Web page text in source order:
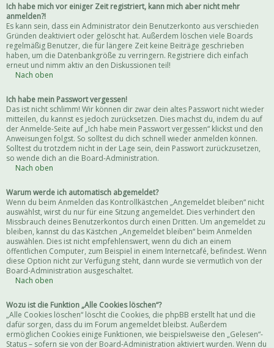
Ich habe mich vor einiger Zeit registriert, kann mich aber nicht mehr
anmelden?!
Es kann sein, dass ein Administrator dein Benutzerkonto aus verschieden
Gründen deaktiviert oder gelöscht hat. Außerdem löschen viele Boards
regelmäßig Benutzer, die für längere Zeit keine Beiträge geschrieben
haben, um die Datenbankgröße zu verringern. Registriere dich einfach
erneut und nimm aktiv an den Diskussionen teil!
Nach oben
Ich habe mein Passwort vergessen!
Das ist nicht schlimm! Wir können dir zwar dein altes Passwort nicht wieder
mitteilen, du kannst es jedoch zurücksetzen. Dies machst du, indem du auf
der Anmelde-Seite auf „Ich habe mein Passwort vergessen“ klickst und den
Anweisungen folgst. So solltest du dich schnell wieder anmelden können.
Solltest du trotzdem nicht in der Lage sein, dein Passwort zurückzusetzen,
so wende dich an die Board-Administration.
Nach oben
Warum werde ich automatisch abgemeldet?
Wenn du beim Anmelden das Kontrollkästchen „Angemeldet bleiben“ nicht
auswählst, wirst du nur für eine Sitzung angemeldet. Dies verhindert den
Missbrauch deines Benutzerkontos durch einen Dritten. Um angemeldet zu
bleiben, kannst du das Kästchen „Angemeldet bleiben“ beim Anmelden
auswählen. Dies ist nicht empfehlenswert, wenn du dich an einem
öffentlichen Computer, zum Beispiel in einem Internetcafé, befindest. Wenn
diese Option nicht zur Verfügung steht, dann wurde sie vermutlich von der
Board-Administration ausgeschaltet.
Nach oben
Wozu ist die Funktion „Alle Cookies löschen“?
„Alle Cookies löschen“ löscht die Cookies, die phpBB erstellt hat und die
dafür sorgen, dass du im Forum angemeldet bleibst. Außerdem
ermöglichen Cookies einige Funktionen, wie beispielsweise den „Gelesen“-
Status – sofern sie von der Board-Administration aktiviert wurden. Wenn du